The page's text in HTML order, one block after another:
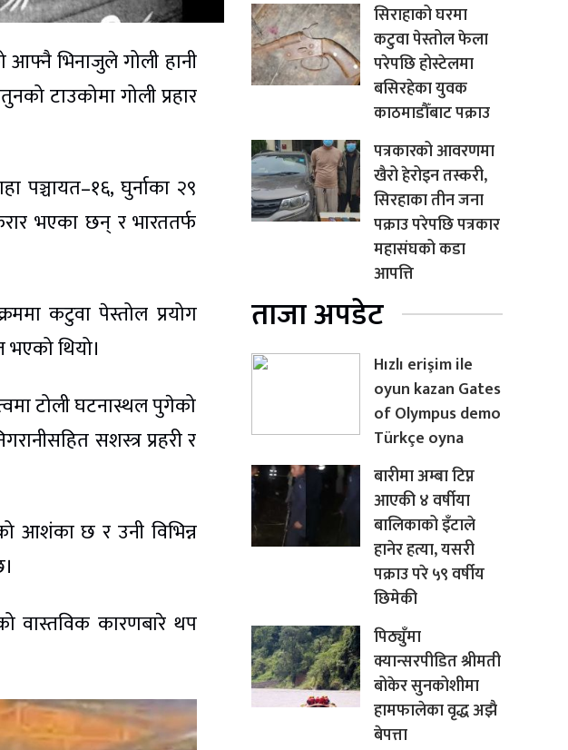
आफ्नै भिनाजुले गोली हानी
टाउकोमा गोली प्रहार
पञ्चायत–१६, घुर्नाका २९
भएका छन् र भारततर्फ
कटुवा पेस्तोल प्रयोग
भएको थियो।
टोली घटनास्थल पुगेको
सशस्त्र प्रहरी र
आशंका छ र उनी विभिन्न
वास्तविक कारणबारे थप
सिराहाको घरमा
कटुवा पेस्तोल फेला
परेपछि होस्टेलमा
बसिरहेका युवक
काठमाडौँबाट पक्राउ
पत्रकारको आवरणमा
खैरो हेरोइन तस्करी,
सिरहाका तीन जना
पक्राउ परेपछि पत्रकार
महासंघको कडा
आपत्ति
ताजा अपडेट
Hızlı erişim ile
oyun kazan Gates
of Olympus demo
Türkçe oyna
बारीमा अम्बा टिप्न
आएकी ४ वर्षीया
बालिकाको इँटाले
हानेर हत्या, यसरी
पक्राउ परे ५९ वर्षीय
छिमेकी
पिठ्युँमा
क्यान्सरपीडित श्रीमती
बोकेर सुनकोशीमा
हामफालेका वृद्ध अझै
बेपत्ता